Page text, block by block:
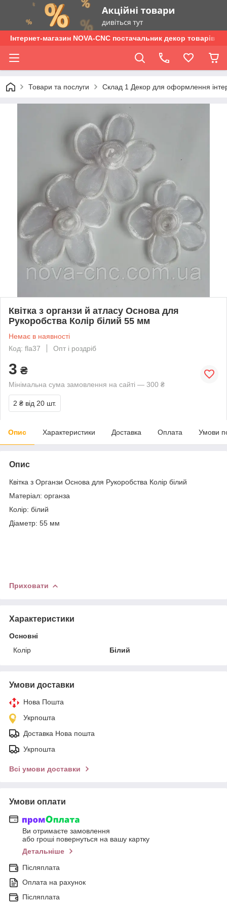
Інтернет-магазин NOVA-CNC постачальник декор товарів
Товари та послуги Склад 1 Декор для оформлення
Квітка з органзи й атласу Основа для
Рукоробства Колір білий 55 мм
Немає в наявності
Код: fla37
Опт і роздріб
3 ₴
Мінімальна сума замовлення на сайті — 300 ₴
2 ₴ від 20 шт.
Опис Характеристики Доставка Оплата Умови
Опис
Квітка з Органзи Основа для Рукоробства Колір білий
Матеріал: органза
Колір: білий
Діаметр: 55 мм
Приховати
Характеристики
Основні
Колір
Білий
Умови доставки
Нова Пошта
Укрпошта
Доставка Нова пошта
Укрпошта
Всі умови доставки
Умови оплати
Ви отримаєте замовлення
або гроші повернуться на вашу картку
Детальніше
Післяплата
Оплата на рахунок
Післяплата